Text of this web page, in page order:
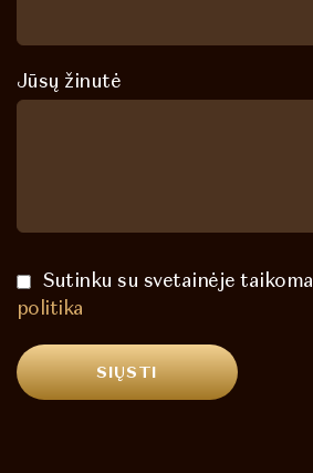
Jūsų žinutė
Sutinku su svetainėje taikoma
politika